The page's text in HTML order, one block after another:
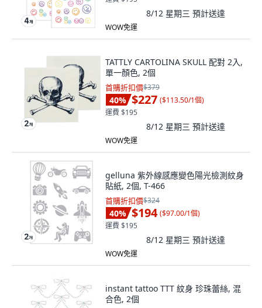
8/12 星期三 預計送達
WOW免運
TATTLY CARTOLINA SKULL 配對 2入,
單一顏色, 2個
首購折扣價$379
40% $227 ($113.50/1個)
運費 $195
8/12 星期三 預計送達
WOW免運
gelluna 紫外線感應變色陽光檢測紋身
貼紙, 2個, T-466
首購折扣價$324
40% $194 ($97.00/1個)
運費 $195
8/12 星期三 預計送達
WOW免運
instant tattoo TTT 紋身 珍珠蕾絲, 混
合色, 2個